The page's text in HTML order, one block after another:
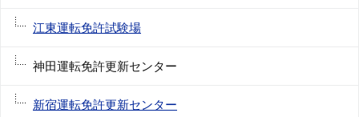
江東運転免許試験場
神田運転免許更新センター
新宿運転免許更新センター